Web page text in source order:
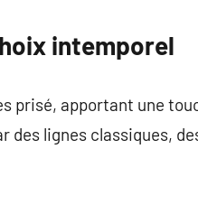
intemporel
prisé, apportant une
des lignes classiques,